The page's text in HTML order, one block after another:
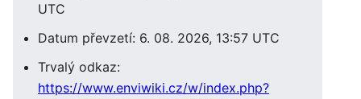
UTC
Datum převzetí: 6. 08. 2026, 13:57 UTC
Trvalý odkaz:
https://www.enviwiki.cz/w/index.php?